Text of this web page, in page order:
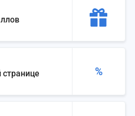
%
странице